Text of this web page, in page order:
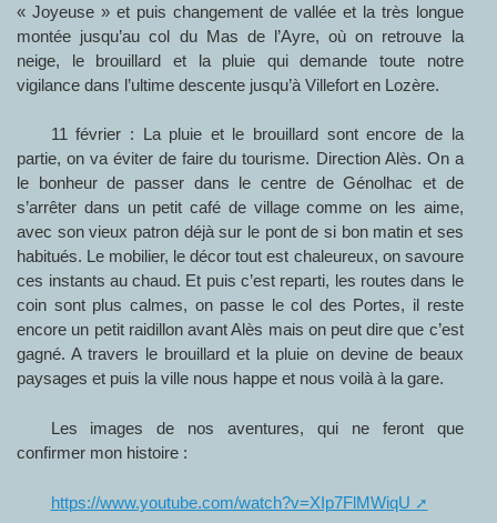
« Joyeuse » et puis changement de vallée et la très longue
montée jusqu’au col du Mas de l’Ayre, où on retrouve la
neige, le brouillard et la pluie qui demande toute notre
vigilance dans l’ultime descente jusqu’à Villefort en Lozère.
11 février : La pluie et le brouillard sont encore de la
partie, on va éviter de faire du tourisme. Direction Alès. On a
le bonheur de passer dans le centre de Génolhac et de
s’arrêter dans un petit café de village comme on les aime,
avec son vieux patron déjà sur le pont de si bon matin et ses
habitués. Le mobilier, le décor tout est chaleureux, on savoure
ces instants au chaud. Et puis c’est reparti, les routes dans le
coin sont plus calmes, on passe le col des Portes, il reste
encore un petit raidillon avant Alès mais on peut dire que c’est
gagné. A travers le brouillard et la pluie on devine de beaux
paysages et puis la ville nous happe et nous voilà à la gare.
Les images de nos aventures, qui ne feront que
confirmer mon histoire :
https://www.youtube.com/watch?v=XIp7FlMWiqU